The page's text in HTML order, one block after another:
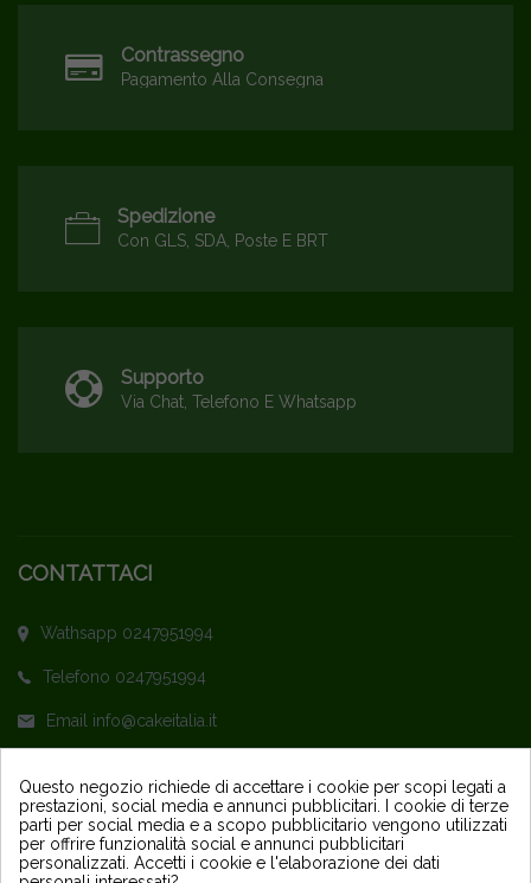
Contrassegno
Pagamento Alla Consegna
Spedizione
Con GLS, SDA, Poste E BRT
Supporto
Via Chat, Telefono E Whatsapp
CONTATTACI
Wathsapp 0247951994
Telefono 0247951994
Email info@cakeitalia.it
dalle ore 9,30 alle 14 e dalle 15 alle 18
Questo negozio richiede di accettare i cookie per scopi legati a
prestazioni, social media e annunci pubblicitari. I cookie di terze
parti per social media e a scopo pubblicitario vengono utilizzati
per offrire funzionalità social e annunci pubblicitari
personalizzati. Accetti i cookie e l'elaborazione dei dati